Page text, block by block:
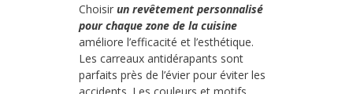
Choisir un revêtement personnalisé
pour chaque zone de la cuisine
améliore l’efficacité et l’esthétique.
Les carreaux antidérapants sont
parfaits près de l’évier pour éviter les